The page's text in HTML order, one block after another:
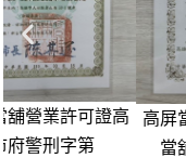
高屏當舖高雄市直轄市
當舖商業同業公會